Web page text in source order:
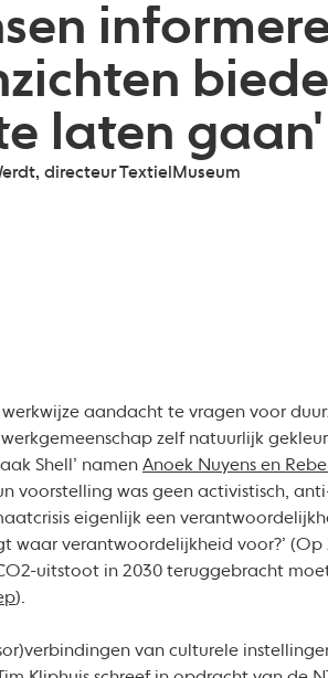
laten gaan'
directeur TextielMuseum
aandacht te vragen voor
zelf natuurlijk
Shell’ namen Anoek Nuyens en
voorstelling was geen activistisch,
eigenlijk een
waar verantwoordelijkheid voor?’ (Op
uitstoot in 2030 teruggebracht moet
).
van culturele